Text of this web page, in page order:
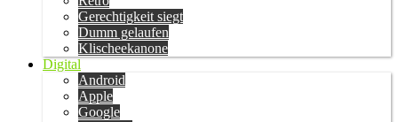
Gerechtigkeit siegt
Dumm gelaufen
Klischeekanone
Digital
Android
Apple
Google